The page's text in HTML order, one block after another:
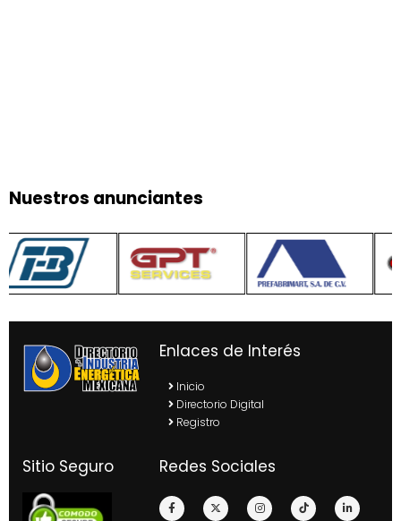
Nuestros anunciantes
Enlaces de Interés
Inicio
Directorio Digital
Registro
Sitio Seguro Redes Sociales